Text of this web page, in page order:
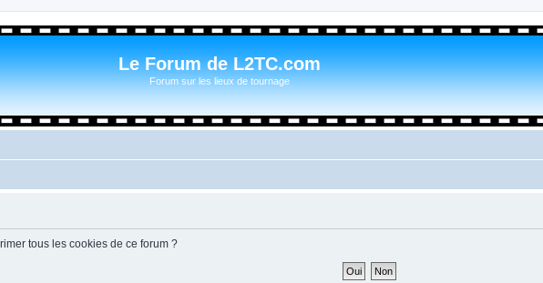
Le Forum de L2TC.com
Forum sur les lieux de tournage
tous les cookies de ce forum ?